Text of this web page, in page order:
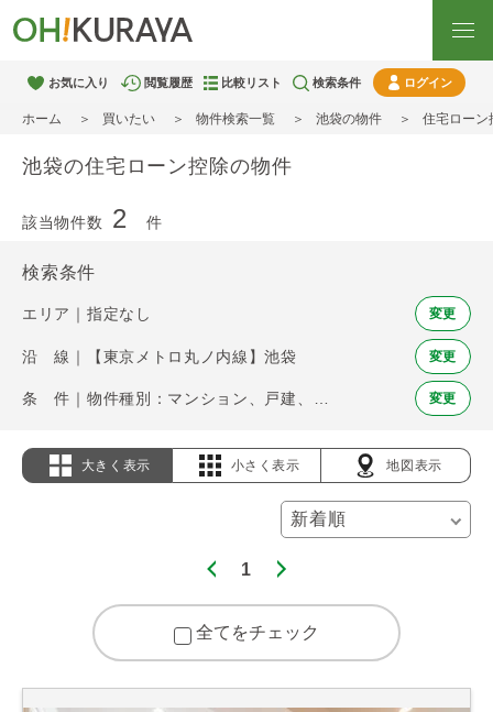
お気に入り 閲覧履歴 比較リスト 検索条件 ログイン
ホーム 買いたい 物件検索一覧 池袋の物件 住宅ローン
池袋の住宅ローン控除の物件
該当物件数 2 件
検索条件
エリア｜指定なし 変更
沿 線｜【東京メトロ丸ノ内線】池袋 変更
変更
大きく表示 小さく表示 地図表示
1
全てをチェック